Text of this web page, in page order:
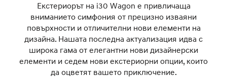
Екстериорът на i30 Wagon е привличаща
вниманието симфония от прецизно изваяни
повърхности и отличителни нови елементи на
дизайна. Нашата последна актуализация идва с
широка гама от елегантни нови дизайнерски
елементи и седем нови екстериорни опции, които
да оцветят вашето приключение.